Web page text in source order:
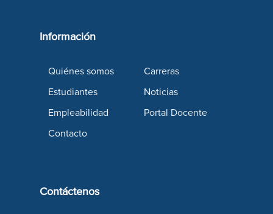
Información
Quiénes somos Carreras
Estudiantes Noticias
Empleabilidad Portal Docente
Contacto
Contáctenos